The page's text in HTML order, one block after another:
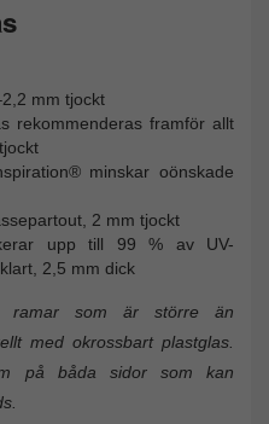
mm tjockt
rekommenderas framför allt
minskar oönskade
2 mm tjockt
upp till 99 % av UV-
2,5 mm dick
ramar som är större än
med okrossbart plastglas.
på båda sidor som kan